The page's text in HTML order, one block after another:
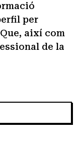
per
així com
de la